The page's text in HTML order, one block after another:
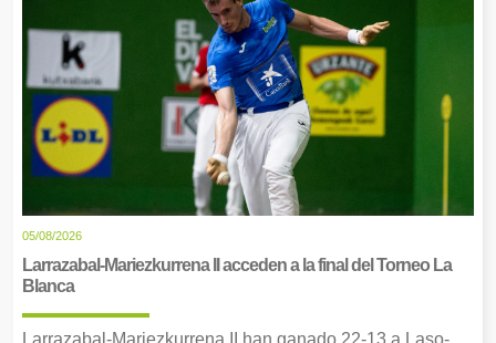
05/08/2026
Larrazabal-Mariezkurrena II acceden a la final del Torneo La
Blanca
Larrazabal-Mariezkurrena II han ganado 22-13 a Laso-